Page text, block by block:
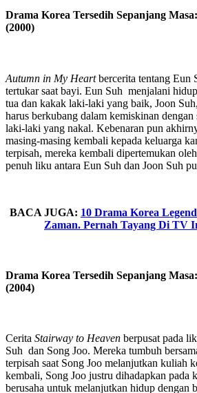
Drama Korea Tersedih Sepanjang
(2000)
Autumn in My Heartbercerita tentang Eun
tertukar saat bayi. Eun Suh menjalani
tua dan kakak laki-laki yang baik, Joon
harus berkubang dalam kemiskinan
laki-laki yang nakal. Kebenaran pun
masing-masing kembali kepada keluarga
terpisah, mereka kembali dipertemukan
penuh liku antara Eun Suh dan Joon Suh
BACA JUGA: 10 Drama Korea
Zaman. Pernah Tayang Di TV
Drama Korea Tersedih Sepanjang Masa:
(2004)
Cerita Stairway to Heaven berpusat pada
Suh dan Song Joo. Mereka tumbuh
terpisah saat Song Joo melanjutkan kuliah
kembali, Song Joo justru dihadapkan pada
berusaha untuk melanjutkan hidup dengan